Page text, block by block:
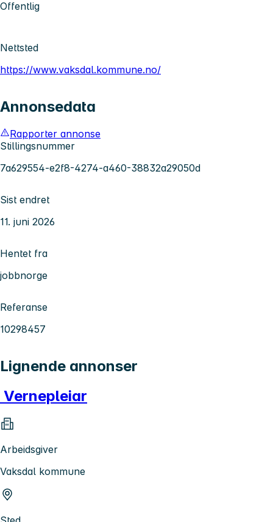
Offentlig
Nettsted
https://www.vaksdal.kommune.no/
Annonsedata
Rapporter annonse
Stillingsnummer
7a629554-e2f8-4274-a460-38832a29050d
Sist endret
11. juni 2026
Hentet fra
jobbnorge
Referanse
10298457
Lignende annonser
Vernepleiar
Arbeidsgiver
Vaksdal kommune